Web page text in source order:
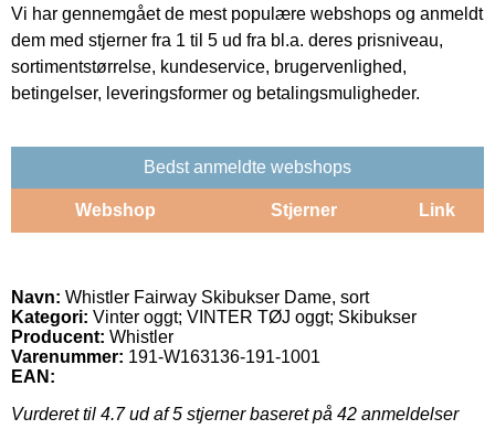
Vi har gennemgået de mest populære webshops og anmeldt
dem med stjerner fra 1 til 5 ud fra bl.a. deres prisniveau,
sortimentstørrelse, kundeservice, brugervenlighed,
betingelser, leveringsformer og betalingsmuligheder.
Bedst anmeldte webshops
Webshop Stjerner Link
Navn: Whistler Fairway Skibukser Dame, sort
Kategori: Vinter oggt; VINTER TØJ oggt; Skibukser
Producent: Whistler
Varenummer: 191-W163136-191-1001
EAN:
Vurderet til 4.7ud af 5 stjerner baseret på 42 anmeldelser